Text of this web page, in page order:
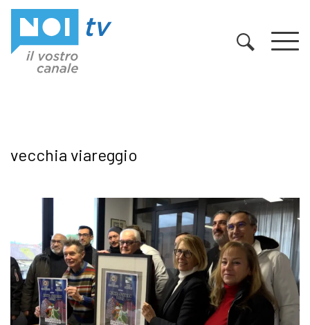
vecchia viareggio